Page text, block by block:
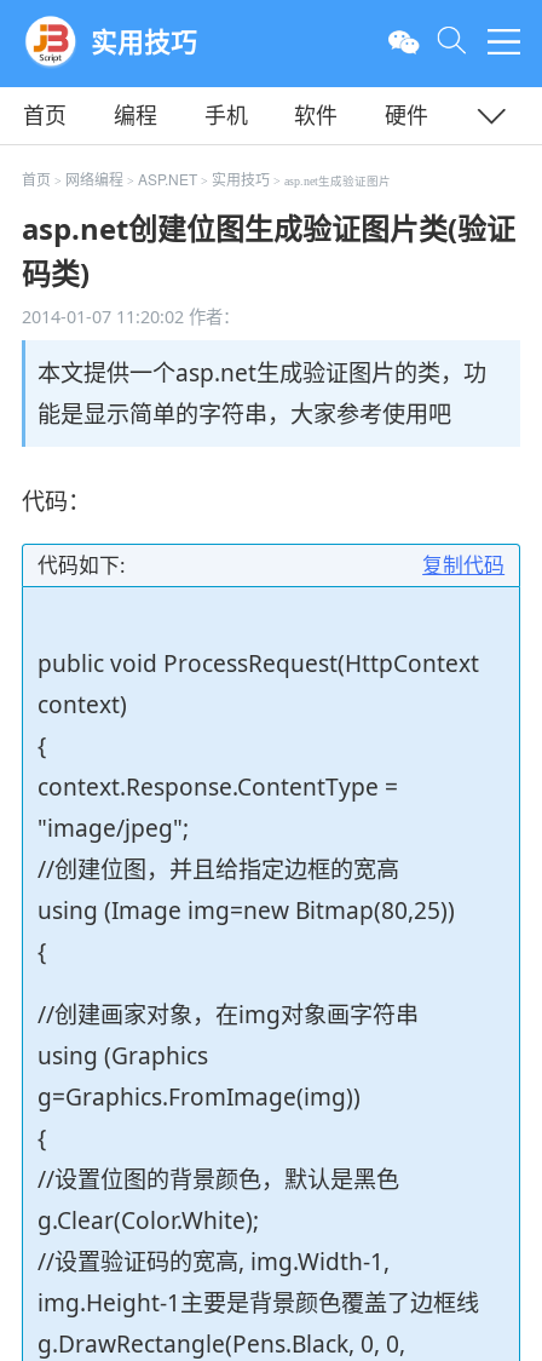
实用技巧
首页 编程 手机 软件
硬件
教程
平面 服务器
首页 > 网络编程 > ASP.NET > 实用技巧 > asp.net生成验证图片
asp.net创建位图生成验证图片类(验证
码类)
2014-01-07 11:20:02作者：
本文提供一个asp.net生成验证图片的类，功
能是显示简单的字符串，大家参考使用吧
代码：
复制代码
代码如下:
public void ProcessRequest(HttpContext
context)
{
context.Response.ContentType =
"image/jpeg";
//创建位图，并且给指定边框的宽高
using (Image img=new Bitmap(80,25))
{
//创建画家对象，在img对象画字符串
using (Graphics
g=Graphics.FromImage(img))
{
//设置位图的背景颜色，默认是黑色
g.Clear(Color.White);
//设置验证码的宽高, img.Width-1,
img.Height-1主要是背景颜色覆盖了边框线
g.DrawRectangle(Pens.Black, 0, 0,